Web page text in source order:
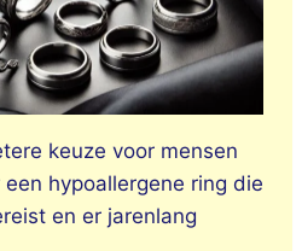
keuze voor mensen
hypoallergene ring die
en er jarenlang